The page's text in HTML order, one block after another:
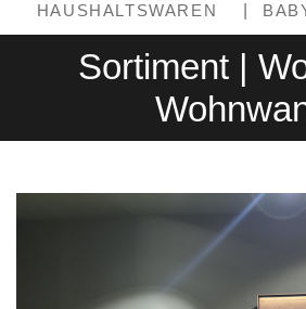
HAUSHALTSWAREN
Sortiment |